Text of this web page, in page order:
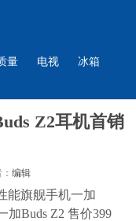
量 电视
冰箱
Z2耳机首销
编辑
能旗舰手机一加
加Buds Z2 售价399